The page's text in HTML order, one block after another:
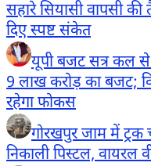
सहारे सियासी वापसी की
दिए स्पष्ट संकेत
यूपी बजट सत्र कल
9 लाख करोड़ का बजट;
रहेगा फोकस
गोरखपुर जाम में ट्रक
निकाली पिस्टल, वायरल